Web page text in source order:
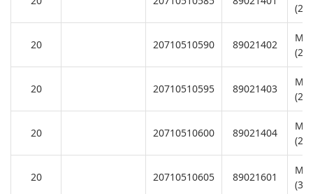
20 20710510590 89021402
20 20710510595 89021403
20 20710510600 89021404
20 20710510605 89021601